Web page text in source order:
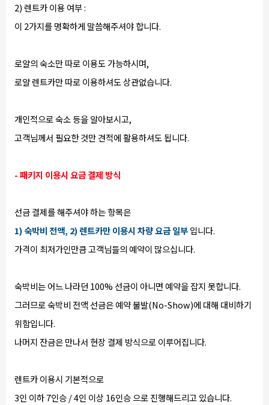
2) 렌트카 이용 여부 :
이 2가지를 명확하게 말씀해주셔야 합니다.
로얄의 숙소만 따로 이용도 가능하시며,
로얄 렌트카만 따로 이용하셔도 상관없습니다.
개인적으로 숙소 등을 알아보시고,
고객님께서 필요한 것만 견적에 활용하셔도 됩니다.
- 패키지 이용시 요금 결제 방식
선금 결제를 해주셔야 하는 항목은
1) 숙박비 전액, 2) 렌트카만 이용시 차량 요금 일부입니다.
가격이 최저가인만큼 고객님들의 예약이 많으십니다.
숙박비는 어느 나라던 100% 선금이 아니면 예약을 잡지 못합니다.
그러므로 숙박비 전액 선금은 예약 불발(No-Show)에 대해 대비하기
위함입니다.
나머지 잔금은 만나서 현장 결제 방식으로 이루어집니다.
렌트카 이용시 기본적으로
3인 이하 7인승 / 4인 이상 16인승 으로 진행해드리고 있습니다.